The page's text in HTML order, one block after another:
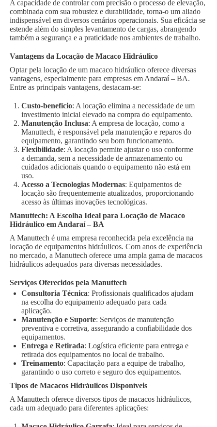
A capacidade de controlar com precisão o processo de elevação,
combinada com sua robustez e durabilidade, torna-o um aliado
indispensável em diversos cenários operacionais. Sua eficácia se
estende além do simples levantamento de cargas, abrangendo
também a segurança e a praticidade nos ambientes de trabalho.
Vantagens da Locação de Macaco Hidráulico
Optar pela locação de um macaco hidráulico oferece diversas
vantagens, especialmente para empresas em Andaraí – BA.
Entre as principais vantagens, destacam-se:
Custo-benefício: A locação elimina a necessidade de um
investimento inicial elevado na compra do equipamento.
Manutenção Inclusa: A empresa de locação, como a
Manuttech, é responsável pela manutenção e reparos do
equipamento, garantindo seu bom funcionamento.
Flexibilidade: A locação permite ajustar o uso conforme
a demanda, sem a necessidade de armazenamento ou
cuidados adicionais quando o equipamento não está em
uso.
Acesso a Tecnologias Modernas: Equipamentos de
locação são frequentemente atualizados, proporcionando
acesso às últimas inovações tecnológicas.
Manuttech: A Escolha Ideal para Locação de Macaco
Hidráulico em Andaraí – BA
A Manuttech é uma empresa reconhecida pela excelência na
locação de equipamentos hidráulicos. Com anos de experiência
no mercado, a Manuttech oferece uma ampla gama de macacos
hidráulicos adequados para diversas necessidades.
Serviços Oferecidos pela Manuttech
Consultoria Técnica: Profissionais qualificados ajudam
na escolha do equipamento adequado para cada
aplicação.
Manutenção e Suporte: Serviços de manutenção
preventiva e corretiva, assegurando a confiabilidade dos
equipamentos.
Entrega e Retirada: Logística eficiente para entrega e
retirada dos equipamentos no local de trabalho.
Treinamento: Capacitação para a equipe de trabalho,
garantindo o uso correto e seguro dos equipamentos.
Tipos de Macacos Hidráulicos Disponíveis
A Manuttech oferece diversos tipos de macacos hidráulicos,
cada um adequado para diferentes aplicações: